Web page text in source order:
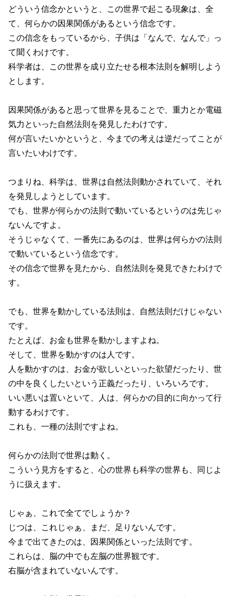
どういう信念かというと、この世界で起こる現象は、全
て、何らかの因果関係があるという信念です。
この信念をもっているから、子供は「なんで、なんで」っ
て聞くわけです。
科学者は、この世界を成り立たせる根本法則を解明しよう
とします。
因果関係があると思って世界を見ることで、重力とか電磁
気力といった自然法則を発見したわけです。
何が言いたいかというと、今までの考えは逆だってことが
言いたいわけです。
つまりね、科学は、世界は自然法則動かされていて、それ
を発見しようとしています。
でも、世界が何らかの法則で動いているというのは先じゃ
ないんですよ。
そうじゃなくて、一番先にあるのは、世界は何らかの法則
で動いているという信念です。
その信念で世界を見たから、自然法則を発見できたわけで
す。
でも、世界を動かしている法則は、自然法則だけじゃない
です。
たとえば、お金も世界を動かしますよね。
そして、世界を動かすのは人です。
人を動かすのは、お金が欲しいといった欲望だったり、世
の中を良くしたいという正義だったり、いろいろです。
いい悪いは置いといて、人は、何らかの目的に向かって行
動するわけです。
これも、一種の法則ですよね。
何らかの法則で世界は動く。
こういう見方をすると、心の世界も科学の世界も、同じよ
うに扱えます。
じゃぁ、これで全てでしょうか？
じつは、これじゃぁ、まだ、足りないんです。
今まで出てきたのは、因果関係といった法則です。
これらは、脳の中でも左脳の世界観です。
右脳が含まれていないんです。